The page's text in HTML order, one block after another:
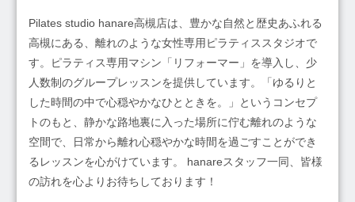
Pilates studio hanare高槻店は、豊かな自然と歴史あふれる
高槻にある、離れのような女性専用ピラティススタジオで
す。ピラティス専用マシン「リフォーマー」を導入し、少
人数制のグループレッスンを提供しています。「ゆるりと
した時間の中で心穏やかなひとときを。」というコンセプ
トのもと、静かな路地裏に入った場所に佇む離れのような
空間で、日常から離れ心穏やかな時間を過ごすことができ
るレッスンを心がけています。 hanareスタッフ一同、皆様
の訪れを心よりお待ちしております！